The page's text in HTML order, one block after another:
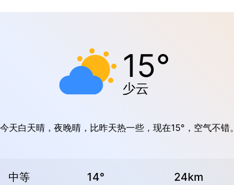
15°
少云
今天白天晴，夜晚晴，比昨天热一些，现在15°，空气不错。
中等 14° 24km